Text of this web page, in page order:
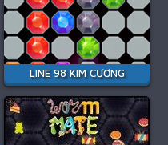
LINE 98 KIM CƯƠNG